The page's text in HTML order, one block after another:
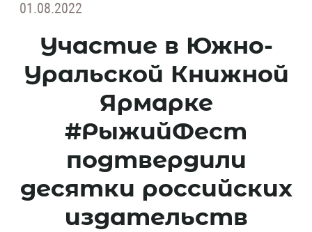
01.08.2022
Участие в Южно-
Уральской Книжной
Ярмарке
#РыжийФест
подтвердили
десятки российских
издательств